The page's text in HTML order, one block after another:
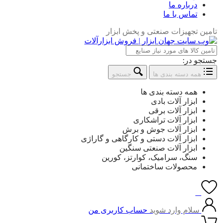
درباره ما
تماس با ما
تامین تجهیزات صنعتی و پخش ابزار
جستجو در:
همه دسته بندی ها جستجو
همه دسته بندی ها
ابزار آلات بادی
ابزار آلات برقی
ابزار آلات تراشکاری
ابزار آلات جوش و برش
ابزار آلات دستی و کارگاهی و گاراژی
ابزار آلات صنعتی سنگین
سنگ، سرامیک، کوارتز، کورین
محصولات ساختمانی
سلام وارد شوید حساب کاربری من